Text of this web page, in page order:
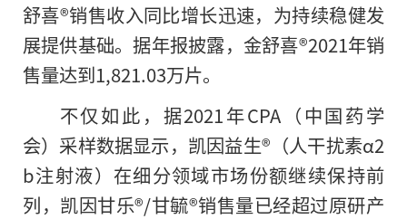
舒喜®销售收入同比增长迅速，为持续稳健发
展提供基础。据年报披露，金舒喜®2021年销
售量达到1,821.03万片。
不仅如此，据2021年CPA（ 中国药学
会）采样数据显示，凯因益生®（人干扰素α2
b注射液）在细分领域市场份额继续保持前
列，凯因甘乐®/甘毓®销售量已经超过原研产